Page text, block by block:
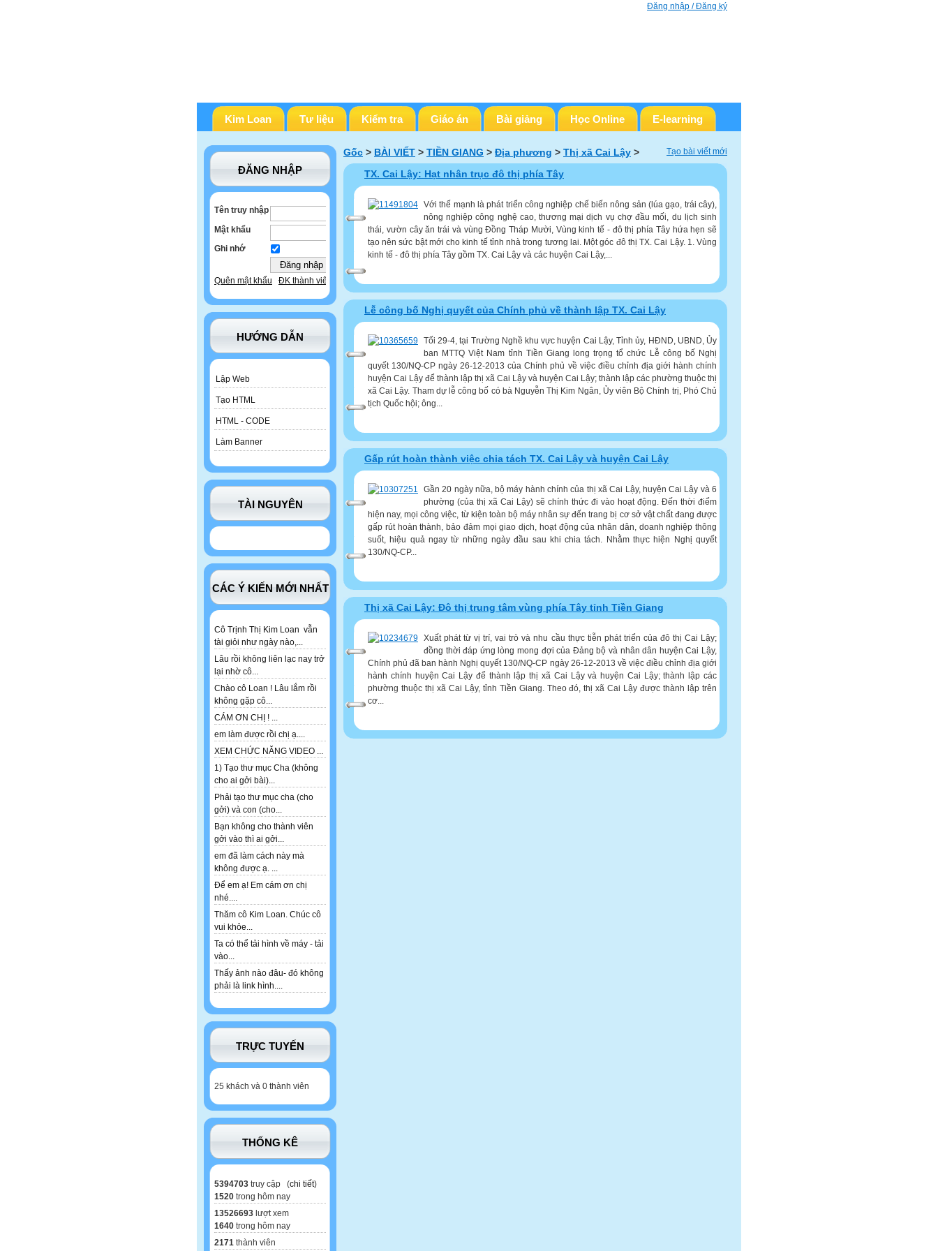
Đăng nhập / Đăng ký
Kim Loan Tư liệu Kiểm tra Giáo án Bài giảng Học Online E-learning
ĐĂNG NHẬP
Tên truy nhập
Mật khẩu
Ghi nhớ
Quên mật khẩu ĐK thành viên
HƯỚNG DẪN
Lập Web
Tạo HTML
HTML - CODE
Làm Banner
TÀI NGUYÊN
CÁC Ý KIẾN MỚI NHẤT
Cô Trịnh Thị Kim Loan vẫn
tài giỏi như ngày nào,...
Lâu rồi không liên lạc nay trở
lại nhờ cô...
Chào cô Loan ! Lâu lắm rồi
không gặp cô...
CÁM ƠN CHỊ ! ...
em làm được rồi chị ạ....
XEM CHỨC NĂNG VIDEO ...
1) Tạo thư mục Cha (không
cho ai gởi bài)...
Phải tạo thư mục cha (cho
gởi) và con (cho...
Bạn không cho thành viên
gởi vào thì ai gởi...
em đã làm cách này mà
không được ạ. ...
Để em ạ! Em cám ơn chị
nhé....
Thăm cô Kim Loan. Chúc cô
vui khỏe...
Ta có thể tải hình về máy - tải
vào...
Thấy ảnh nào đâu- đó không
phải là link hình....
TRỰC TUYẾN
25 khách và 0 thành viên
THỐNG KÊ
5394703 truy cập (chi tiết)
1520 trong hôm nay
13526693 lượt xem
1640 trong hôm nay
2171 thành viên
Gốc > BÀI VIẾT > TIỀN GIANG > Địa phương > Thị xã Cai Lậy > Tạo bài viết mới
TX. Cai Lậy: Hạt nhân trục đô thị phía Tây
Với thế mạnh là phát triển công nghiệp chế biến nông sản (lúa gạo, trái cây),
nông nghiệp công nghệ cao, thương mại dịch vụ chợ đầu mối, du lịch sinh
thái, vườn cây ăn trái và vùng Đồng Tháp Mười, Vùng kinh tế - đô thị phía Tây hứa hẹn sẽ
tạo nên sức bật mới cho kinh tế tỉnh nhà trong tương lai. Một góc đô thị TX. Cai Lậy. 1. Vùng
kinh tế - đô thị phía Tây gồm TX. Cai Lậy và các huyện Cai Lậy,...
Lễ công bố Nghị quyết của Chính phủ về thành lập TX. Cai Lậy
Tối 29-4, tại Trường Nghề khu vực huyện Cai Lậy, Tỉnh ủy, HĐND, UBND, Ủy
ban MTTQ Việt Nam tỉnh Tiền Giang long trọng tổ chức Lễ công bố Nghị
quyết 130/NQ-CP ngày 26-12-2013 của Chính phủ về việc điều chỉnh địa giới hành chính
huyện Cai Lậy để thành lập thị xã Cai Lậy và huyện Cai Lậy; thành lập các phường thuộc thị
xã Cai Lậy. Tham dự lễ công bố có bà Nguyễn Thị Kim Ngân, Ủy viên Bộ Chính trị, Phó Chủ
tịch Quốc hội; ông...
Gấp rút hoàn thành việc chia tách TX. Cai Lậy và huyện Cai Lậy
Gần 20 ngày nữa, bộ máy hành chính của thị xã Cai Lậy, huyện Cai Lậy và 6
phường (của thị xã Cai Lậy) sẽ chính thức đi vào hoạt động. Ðến thời điểm
hiện nay, mọi công việc, từ kiện toàn bộ máy nhân sự đến trang bị cơ sở vật chất đang được
gấp rút hoàn thành, bảo đảm mọi giao dịch, hoạt động của nhân dân, doanh nghiệp thông
suốt, hiệu quả ngay từ những ngày đầu sau khi chia tách. Nhằm thực hiện Nghị quyết
130/NQ-CP...
Thị xã Cai Lậy: Đô thị trung tâm vùng phía Tây tỉnh Tiền Giang
Xuất phát từ vị trí, vai trò và nhu cầu thực tiễn phát triển của đô thị Cai Lậy;
đồng thời đáp ứng lòng mong đợi của Đảng bộ và nhân dân huyện Cai Lậy,
Chính phủ đã ban hành Nghị quyết 130/NQ-CP ngày 26-12-2013 về việc điều chỉnh địa giới
hành chính huyện Cai Lậy để thành lập thị xã Cai Lậy và huyện Cai Lậy; thành lập các
phường thuộc thị xã Cai Lậy, tỉnh Tiền Giang. Theo đó, thị xã Cai Lậy được thành lập trên
cơ...